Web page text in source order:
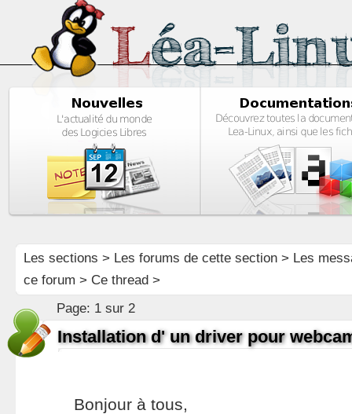
Les sections > Les forums de cette section> Les
ce forum > Ce thread >
Page: 1 sur 2
Installation d' un driver pour
Bonjour à tous,